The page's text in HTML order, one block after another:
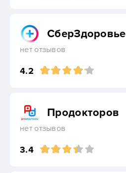
СберЗдоровье
нет отзывов
4.2
Продокторов
нет отзывов
3.4